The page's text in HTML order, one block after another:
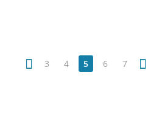
3 4 5 6 7